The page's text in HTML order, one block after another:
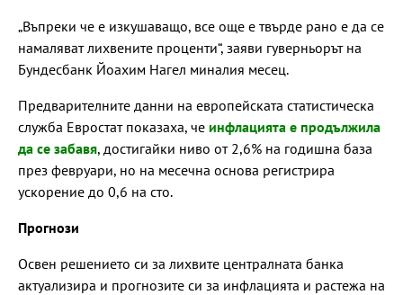
„Въпреки че е изкушаващо, все още е твърде рано е да се
намаляват лихвените проценти“, заяви гуверньорът на
Бундесбанк Йоахим Нагел миналия месец.
Предварителните данни на европейската статистическа
служба Евростат показаха, че инфлацията е продължила
да се забавя, достигайки ниво от 2,6% на годишна база
през февруари, но на месечна основа регистрира
ускорение до 0,6 на сто.
Прогнози
Освен решението си за лихвите централната банка
актуализира и прогнозите си за инфлацията и растежа на